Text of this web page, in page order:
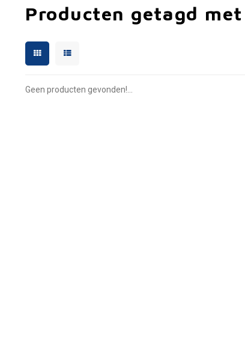
Producten getagd
Geen producten gevonden!...